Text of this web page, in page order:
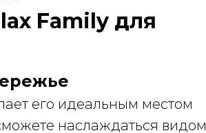
Family для
его идеальным местом
наслаждаться видом